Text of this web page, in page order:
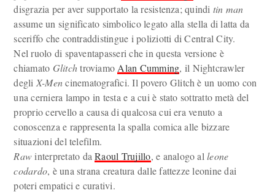
disgrazia per aver supportato la resistenza; quindi tin man
assume un significato simbolico legato alla stella di latta da
sceriffo che contraddistingue i poliziotti di Central City.
Nel ruolo di spaventapasseri che in questa versione è
chiamato Glitchtroviamo Alan Cumming, il Nightcrawler
degli X-Mencinematografici. Il povero Glitch è un uomo con
una cerniera lampo in testa e a cui è stato sottratto metà del
proprio cervello a causa di qualcosa cui era venuto a
conoscenza e rappresenta la spalla comica alle bizzare
situazioni del telefilm.
Rawinterpretato daRaoul Trujillo, e analogo alleone
codardo, è una strana creatura dalle fattezze leonine dai
poteri empatici e curativi.